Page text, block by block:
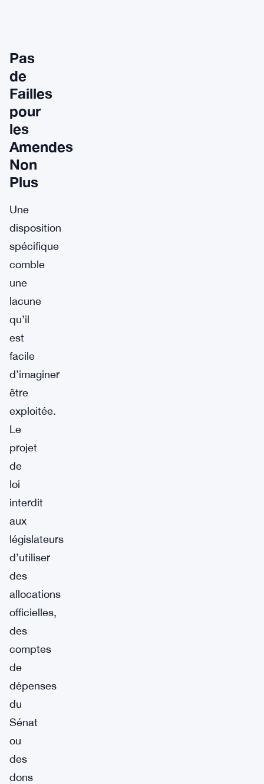
Pas
de
Failles
pour
les
Amendes
Non
Plus
Une
disposition
spécifique
comble
une
lacune
qu’il
est
facile
d’imaginer
être
exploitée.
Le
projet
de
loi
interdit
aux
législateurs
d’utiliser
des
allocations
officielles,
des
comptes
de
dépenses
du
Sénat
ou
des
dons